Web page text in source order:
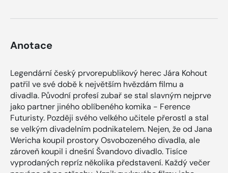
Anotace
Legendární český prvorepublikový herec Jára Kohout
patřil ve své době k největším hvězdám filmu a
divadla. Původní profesí zubař se stal slavným nejprve
jako partner jiného oblíbeného komika - Ference
Futuristy. Později svého velkého učitele přerostl a stal
se velkým divadelním podnikatelem. Nejen, že od Jana
Wericha koupil prostory Osvobozeného divadla, ale
zároveň koupil i dnešní Švandovo divadlo. Tisíce
vyprodaných repríz několika představení. Každý večer